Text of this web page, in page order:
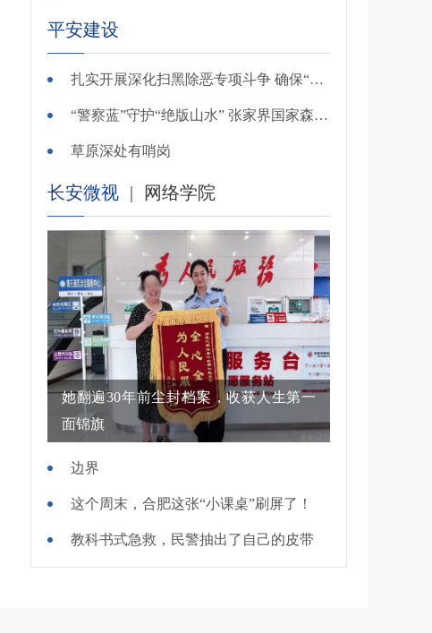
平安建设
扎实开展深化扫黑除恶专项斗争 确保“全年全域平平安安、平平稳稳”——广东召开全省扫黑除恶专项斗争视频
“警察蓝”守护“绝版山水” 张家界国家森林公园景区派出所深化“生态警务”建设
草原深处有哨岗
长安微视 | 网络学院
她翻遍30年前尘封档案，收获人生第一
面锦旗
边界
这个周末，合肥这张“小课桌”刷屏了！
教科书式急救，民警抽出了自己的皮带